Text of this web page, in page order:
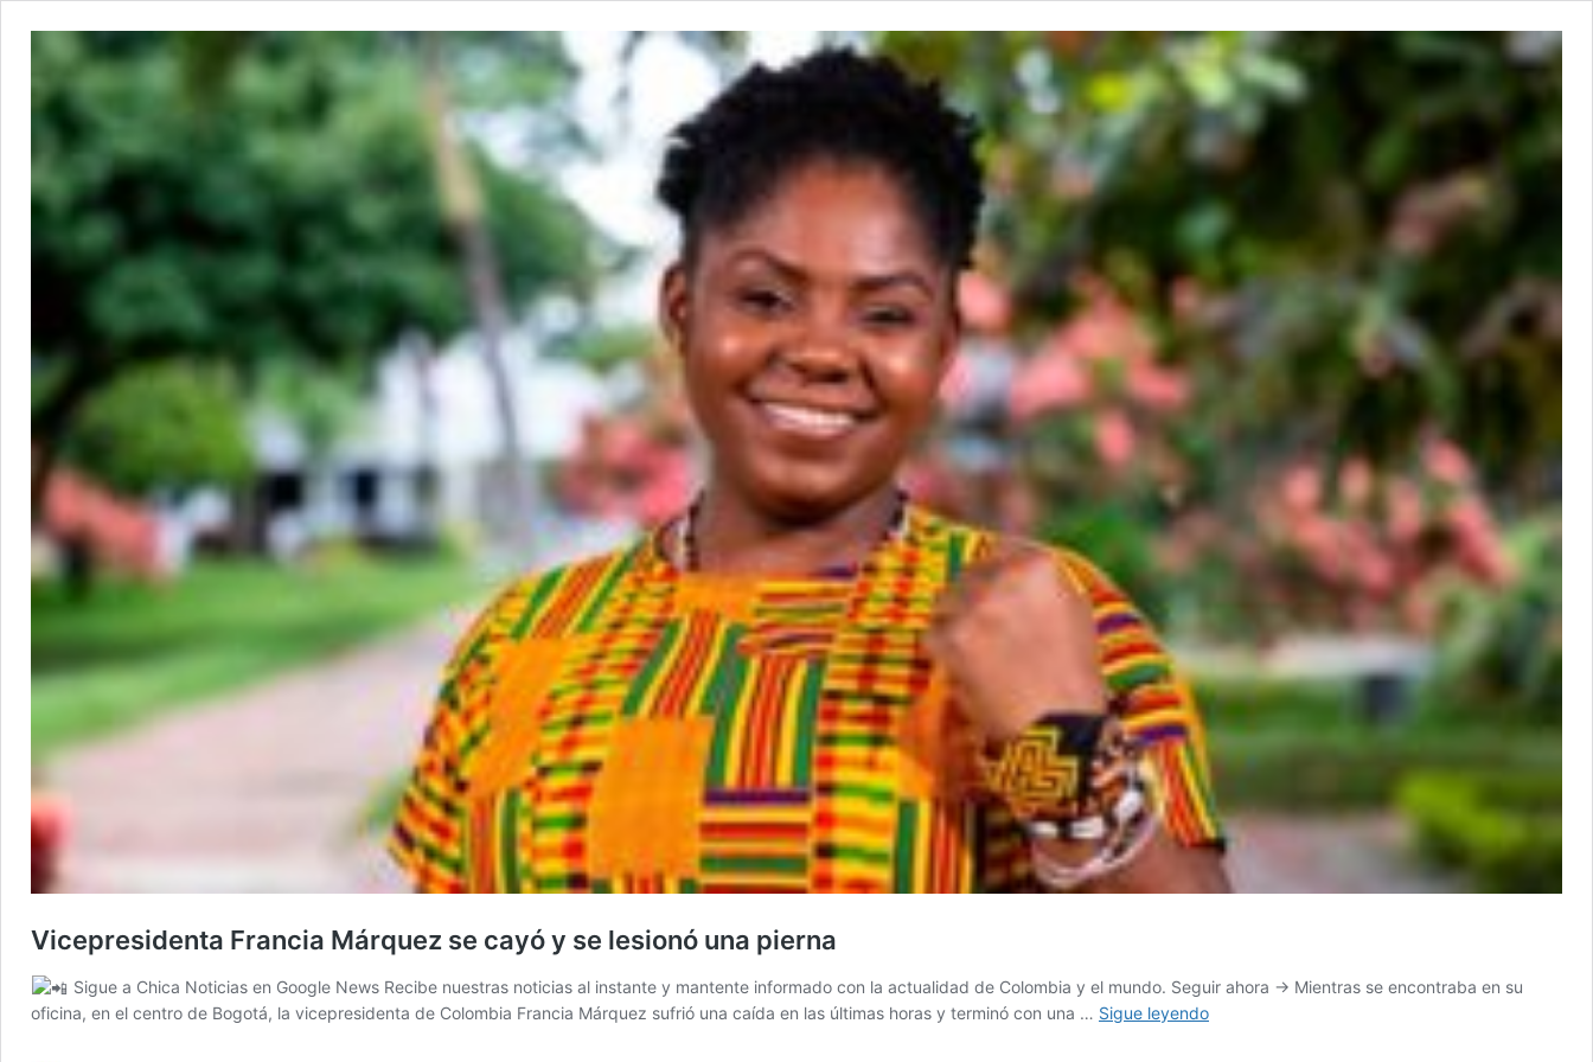
Vicepresidenta Francia Márquez se cayó y se lesionó una pierna
Sigue a Chica Noticias en Google News Recibe nuestras noticias al instante y mantente informado con la actualidad de Colombia y el mundo. Seguir ahora → Mientras se encontraba en su
oficina, en el centro de Bogotá, la vicepresidenta de Colombia Francia Márquez sufrió una caída en las últimas horas y terminó con una … Sigue leyendoVicepresidenta